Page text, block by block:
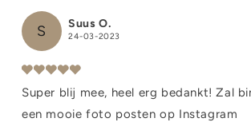
S Suus O.
24-03-2023
Super blij mee, heel erg bedankt! Zal
een mooie foto posten op Instagram